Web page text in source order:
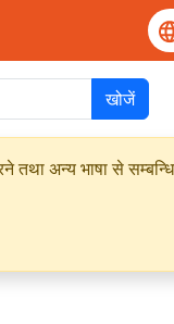
खोजें
तथा अन्य भाषा से